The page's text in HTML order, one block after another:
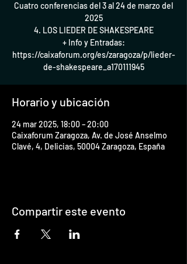
Cuatro conferencias del 3 al 24 de marzo del
2025
4. LOS LIEDER DE SHAKESPEARE
+ Info y Entradas:
https://caixaforum.org/es/zaragoza/p/lieder-
de-shakespeare_a170111945
Horario y ubicación
24 mar 2025, 18:00 – 20:00
Caixaforum Zaragoza, Av. de José Anselmo
Clavé, 4, Delicias, 50004 Zaragoza, España
Compartir este evento